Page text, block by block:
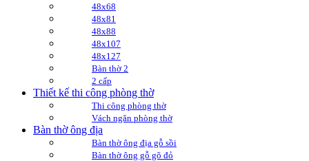
48x68
48x81
48x88
48x107
48x127
Bàn thờ 2
2 cấp
Thiết kế thi công phòng thờ
Thi công phòng thờ
Vách ngăn phòng thờ
Bàn thờ ông địa
Bàn thờ ông địa gỗ sồi
Bàn thờ ông gỗ gõ đỏ